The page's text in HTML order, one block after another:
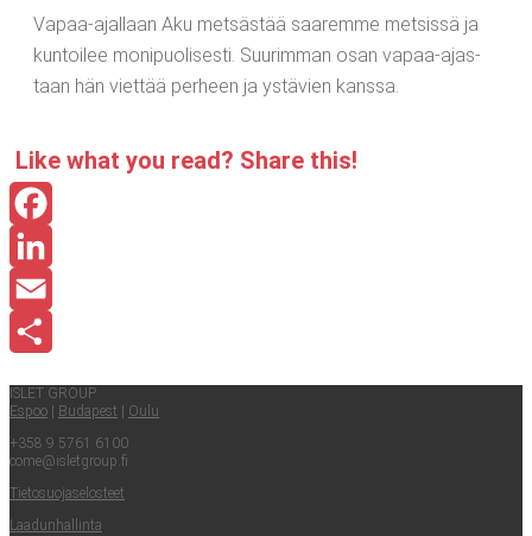
Vapaa-ajal­laan Aku met­säs­tää saa­rem­me met­sis­sä ja
kun­toi­lee moni­puo­li­ses­ti. Suu­rim­man osan vapaa-ajas­
taan hän viet­tää per­heen ja ystä­vien kanssa.
Like what you read? Sha­re this!
Facebook
LinkedIn
Email
ISLET GROUP
Espoo | Buda­pest | Oulu
+358 9 5761 6100
come@​isletgroup.​fi
Tie­to­suo­ja­se­los­teet
Laa­dun­hal­lin­ta